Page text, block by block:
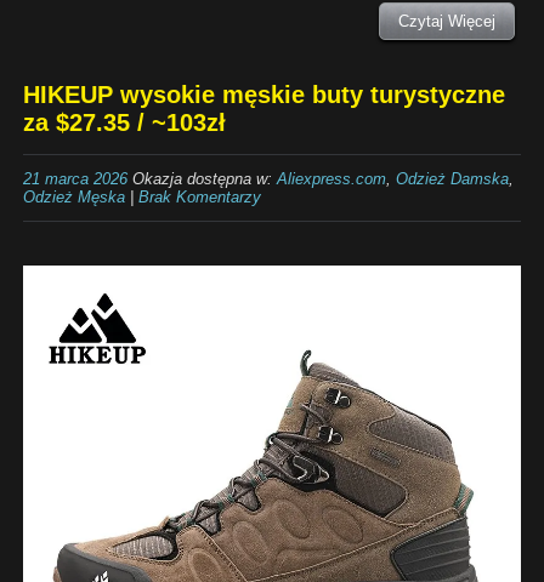
Czytaj Więcej
HIKEUP wysokie męskie buty turystyczne
za $27.35 / ~103zł
21 marca 2026Okazja dostępna w:Aliexpress.com, Odzież Damska,
Odzież Męska| Brak Komentarzy